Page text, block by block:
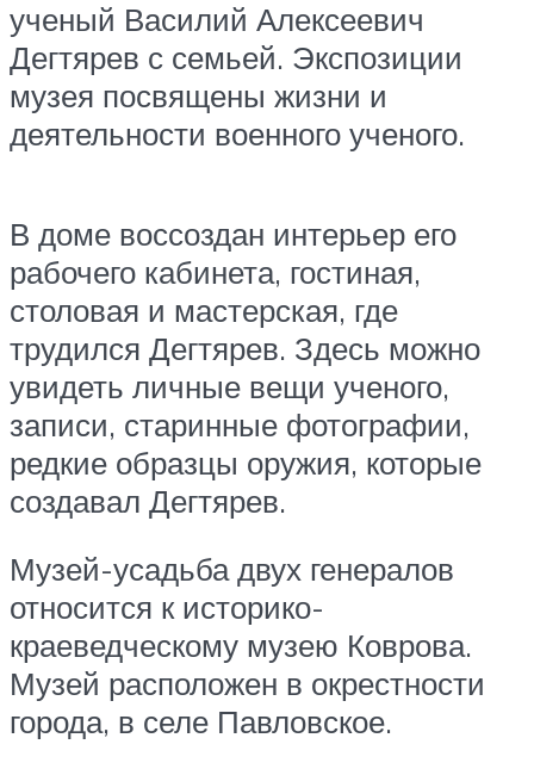
ученый Василий Алексеевич
Дегтярев с семьей. Экспозиции
музея посвящены жизни и
деятельности военного ученого.
В доме воссоздан интерьер его
рабочего кабинета, гостиная,
столовая и мастерская, где
трудился Дегтярев. Здесь можно
увидеть личные вещи ученого,
записи, старинные фотографии,
редкие образцы оружия, которые
создавал Дегтярев.
Музей-усадьба двух генералов
относится к историко-
краеведческому музею Коврова.
Музей расположен в окрестности
города, в селе Павловское.